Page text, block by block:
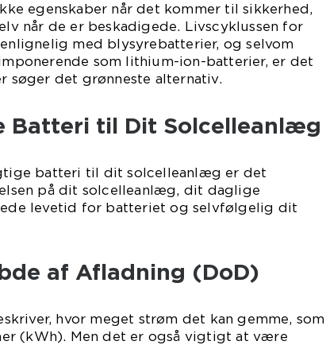
egenskaber når det kommer til sikkerhed,
når de er beskadigede. Livscyklussen for
med blysyrebatterier, og selvom
som lithium-ion-batterier, er det
søger det grønneste alternativ.
Batteri til Dit Solcelleanlæg
batteri til dit solcelleanlæg er det
på dit solcelleanlæg, dit daglige
levetid for batteriet og selvfølgelig dit
af Afladning (DoD)
hvor meget strøm det kan gemme, som
(kWh). Men det er også vigtigt at være